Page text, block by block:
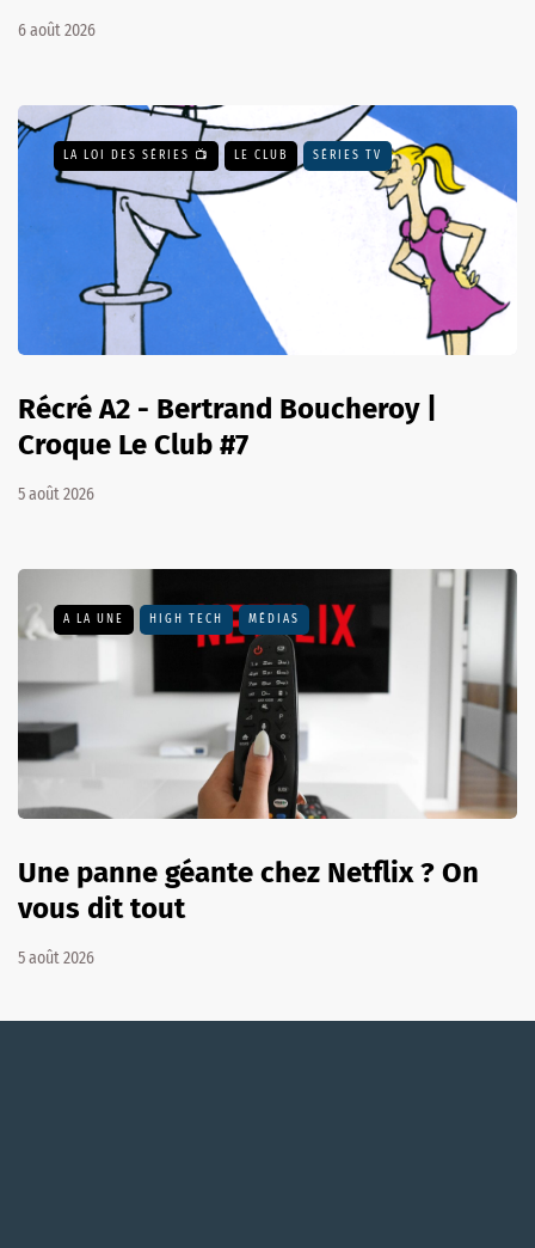
6 août 2026
LA LOI DES SÉRIES 📺 LE CLUB SÉRIES TV
Récré A2 - Bertrand Boucheroy |
Croque Le Club #7
5 août 2026
A LA UNE HIGH TECH MÉDIAS
Une panne géante chez Netflix ? On
vous dit tout
5 août 2026